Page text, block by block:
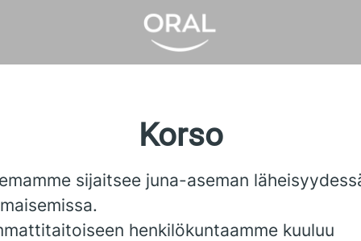
Korso
sijaitsee juna-aseman
henkilökuntaamme kuuluu